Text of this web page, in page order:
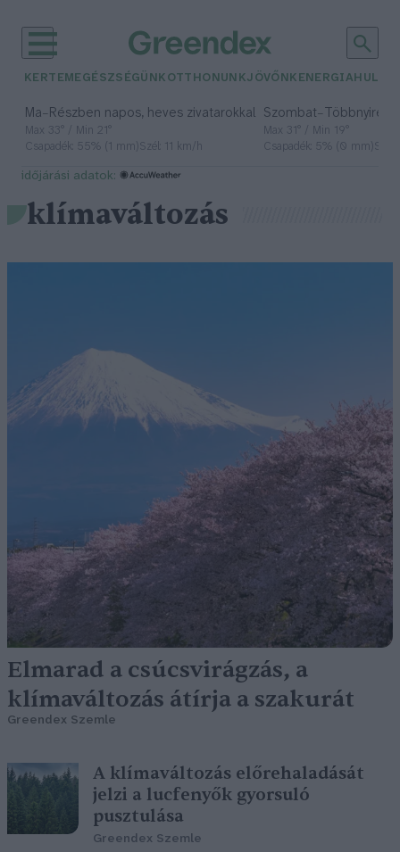
KERTEM EGÉSZSÉGÜNK OTTHONUNKJÖVŐNK ENERGIA
Ma– Részben napos, heves zivatarokkal
Max 33° / Min 21°
Csapadék: 55% (1 mm)Szél: 11 km/h
Szombat– Többnyire
Max 31° / Min 19°
Csapadék: 5% (0 mm)
időjárási adatok:
klímaváltozás
Elmarad a csúcsvirágzás, a
klímaváltozás átírja a szakurát
Greendex Szemle
A klímaváltozás előrehaladását
jelzi a lucfenyők gyorsuló
pusztulása
Greendex Szemle